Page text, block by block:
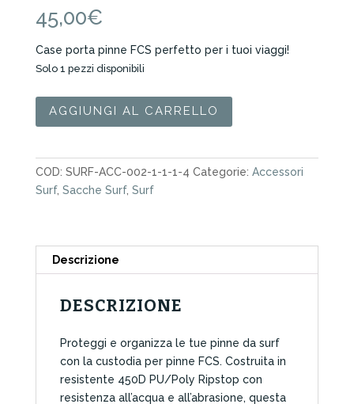
45,00€
Case porta pinne FCS perfetto per i tuoi viaggi!
Solo 1 pezzi disponibili
Porta
Pinne
quantità
AGGIUNGI AL CARRELLO
COD: SURF-ACC-002-1-1-1-4 Categorie: Accessori
Surf, Sacche Surf, Surf
Descrizione
DESCRIZIONE
Proteggi e organizza le tue pinne da surf
con la custodia per pinne FCS. Costruita in
resistente 450D PU/Poly Ripstop con
resistenza all’acqua e all’abrasione, questa